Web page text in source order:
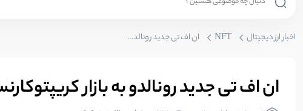
اخبار ارز دیجیتال NFT ان اف تی جدید رونالدو به بازار کریپتوکارنسی عرضه می‌شود
ان اف تی جدید رونالدو به بازار